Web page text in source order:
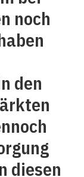
noch
den
diesen